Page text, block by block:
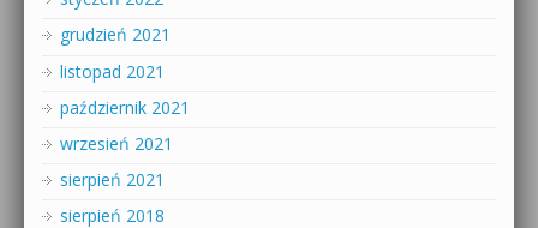
grudzień 2021
listopad 2021
październik 2021
wrzesień 2021
sierpień 2021
sierpień 2018